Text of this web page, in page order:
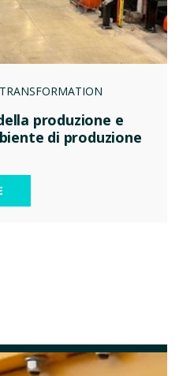
produzione e
di produzione